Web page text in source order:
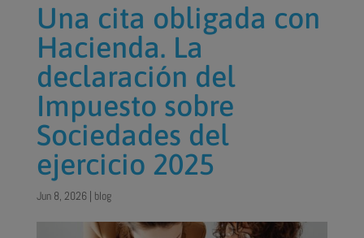
Una cita obligada con
Hacienda. La
declaración del
Impuesto sobre
Sociedades del
ejercicio 2025
Jun 8, 2026| blog